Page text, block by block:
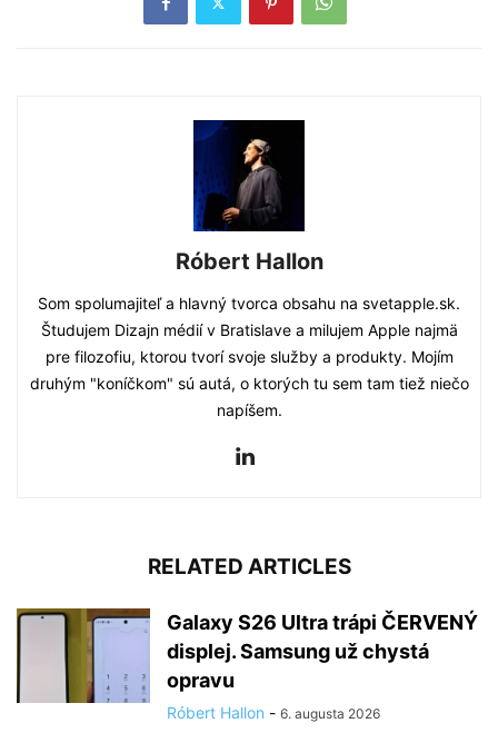
Róbert Hallon
Som spolumajiteľ a hlavný tvorca obsahu na svetapple.sk.
Študujem Dizajn médií v Bratislave a milujem Apple najmä
pre filozofiu, ktorou tvorí svoje služby a produkty. Mojím
druhým "koníčkom" sú autá, o ktorých tu sem tam tiež niečo
napíšem.
RELATED ARTICLES
Galaxy S26 Ultra trápi ČERVENÝ
displej. Samsung už chystá
opravu
Róbert Hallon - 6. augusta 2026